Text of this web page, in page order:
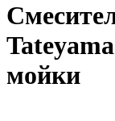
мойки